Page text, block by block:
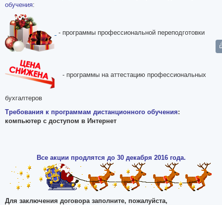
обучения:
- программы профессиональной переподготовки
- программы на аттестацию профессиональных
бухгалтеров
Требования к программам дистанционного обучения:
компьютер с доступом в Интернет
Все акции продлятся до 30 декабря 2016 года.
Для заключения договора заполните, пожалуйста,